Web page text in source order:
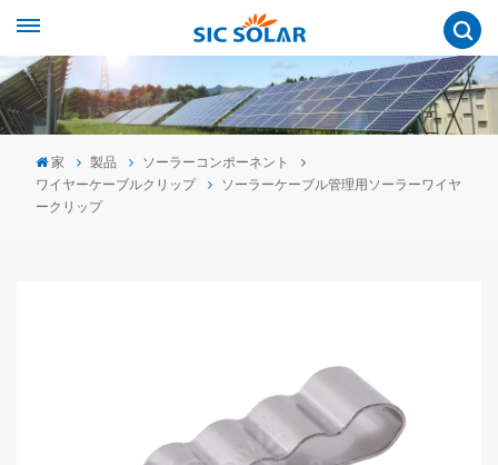
家 製品
ソーラーコンポーネント
ワイヤーケーブルクリップ
ソーラーケーブル管理用ソーラーワイヤ
ークリップ